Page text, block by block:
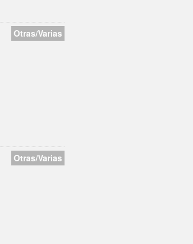
Otras/Varias
Otras/Varias